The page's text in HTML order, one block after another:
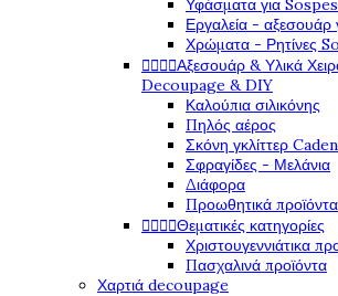
Υφάσματα για
Εργαλεία - αξεσουάρ
Χρώματα - Ρητίνες
Αξεσουάρ & Υλικά
Decoupage & DIY
Καλούπια σιλικόνης
Πηλός αέρος
Σκόνη γκλίττερ
Σφραγίδες - Μελάνια
Διάφορα
Προωθητικά προϊόντα
Θεματικές κατηγορίες
Χριστουγεννιάτικα
Πασχαλινά προϊόντα
Χαρτιά decoupage